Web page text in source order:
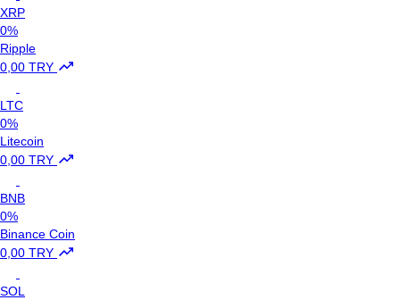
XRP
0%
Ripple
0,00 TRY
LTC
0%
Litecoin
0,00 TRY
BNB
0%
Binance Coin
0,00 TRY
SOL